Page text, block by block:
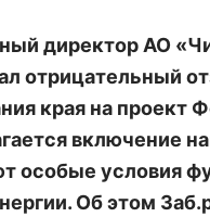
директор АО
отрицательный
края на проект
включение
особые условия
Об этом